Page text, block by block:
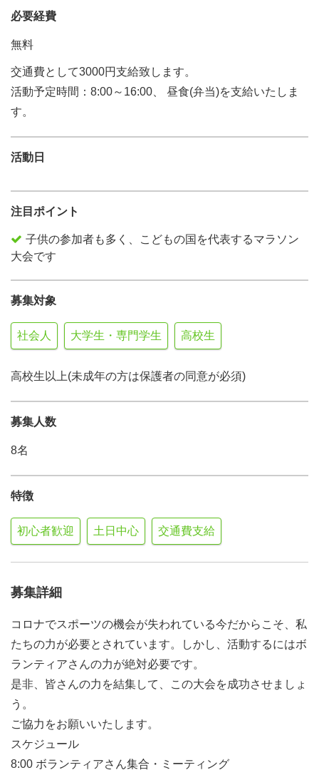
必要経費
無料
交通費として3000円支給致します。
活動予定時間：8:00～16:00、 昼食(弁当)を支給いたしま
す。
活動日
注目ポイント
子供の参加者も多く、こどもの国を代表するマラソン
大会です
募集対象
社会人 大学生・専門学生 高校生
高校生以上(未成年の方は保護者の同意が必須)
募集人数
8名
特徴
初心者歓迎 土日中心 交通費支給
募集詳細
コロナでスポーツの機会が失われている今だからこそ、私
たちの力が必要とされています。しかし、活動するにはボ
ランティアさんの力が絶対必要です。
是非、皆さんの力を結集して、この大会を成功させましょ
う。
ご協力をお願いいたします。
スケジュール
8:00 ボランティアさん集合・ミーティング